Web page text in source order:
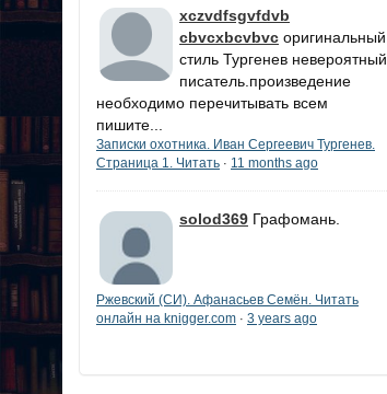
xczvdfsgvfdvb
cbvcxbcvbvc оригинальный
стиль Тургенев невероятный
писатель.произведение
необходимо перечитывать всем
пишите...
Записки охотника. Иван Сергеевич Тургенев.
Страница 1. Читать · 11 months ago
solod369 Графомань.
Ржевский (СИ). Афанасьев Семён. Читать
онлайн на knigger.com · 3 years ago